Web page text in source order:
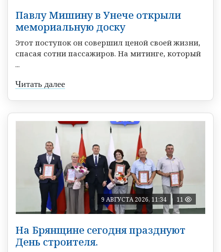
Павлу Мишину в Унече открыли
мемориальную доску
Этот поступок он совершил ценой своей жизни,
спасая сотни пассажиров. На митинге, который
...
Читать далее
9 АВГУСТА 2026, 11:34 11
На Брянщине сегодня празднуют
День строителя.